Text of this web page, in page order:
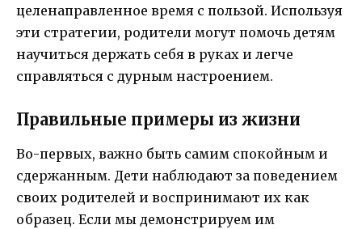
целенаправленное время с пользой. Используя
эти стратегии, родители могут помочь детям
научиться держать себя в руках и легче
справляться с дурным настроением.
Правильные примеры из жизни
Во-первых, важно быть самим спокойным и
сдержанным. Дети наблюдают за поведением
своих родителей и воспринимают их как
образец. Если мы демонстрируем им